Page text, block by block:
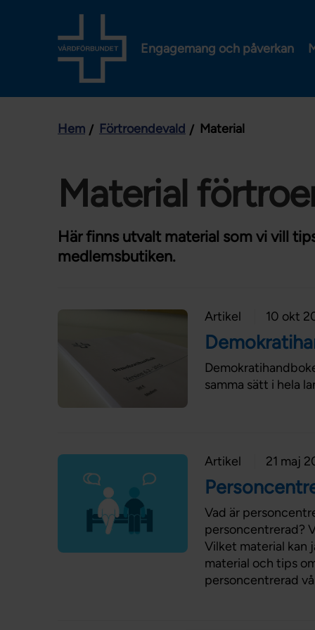
Engagemang och påverkan
Hem Förtroendevald Material
Material
Här finns utvalt material som vi vill
medlemsbutiken.
Artikel 10 okt
samma sätt i hela
Artikel 21 maj
Vad är
personcentrerad?
Vilket material kan
material och tips
personcentrerad